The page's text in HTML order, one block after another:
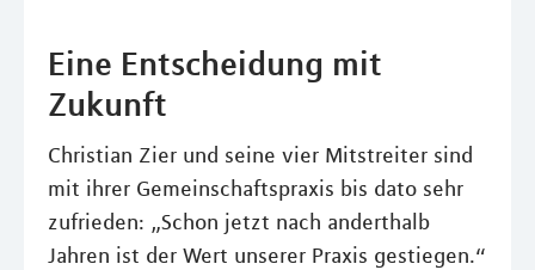
Eine Entscheidung mit
Zukunft
Christian Zier und seine vier Mitstreiter sind
mit ihrer Gemeinschaftspraxis bis dato sehr
zufrieden: „Schon jetzt nach anderthalb
Jahren ist der Wert unserer Praxis gestiegen.“